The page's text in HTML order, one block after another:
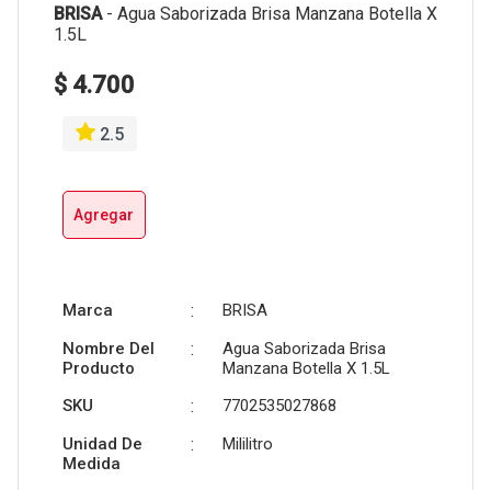
BRISA- Agua Saborizada Brisa Manzana Botella X
1.5L
$ 4.700
2.5
Agregar
Marca :
BRISA
Nombre Del
Producto
:
Agua Saborizada Brisa
Manzana Botella X 1.5L
SKU
:
7702535027868
Unidad De
Medida
: Mililitro